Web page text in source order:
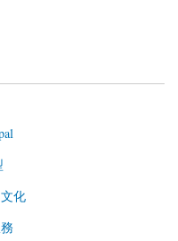
化